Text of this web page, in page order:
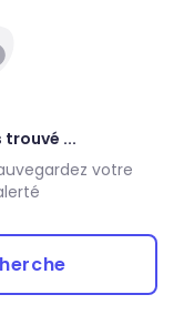
trouvé ...
votre